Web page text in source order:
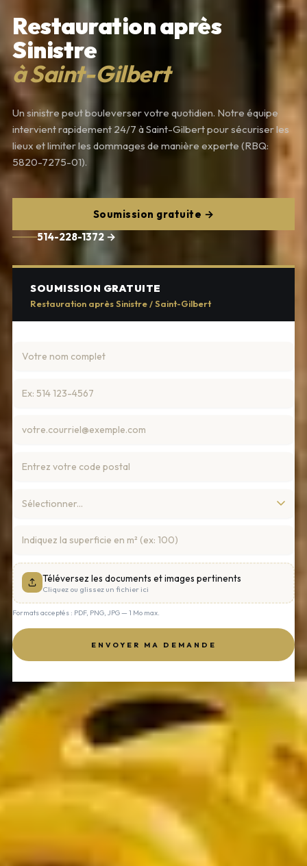
Restauration après
Sinistre
à Saint-Gilbert
Un sinistre peut bouleverser votre quotidien. Notre équipe
intervient rapidement 24/7 à Saint-Gilbert pour sécuriser les
lieux et limiter les dommages de manière experte (RBQ:
5820-7275-01).
Soumission gratuite →
514-228-1372 →
SOUMISSION GRATUITE
Restauration après Sinistre / Saint-Gilbert
Téléversez les documents et images pertinents
Cliquez ou glissez un fichier ici
Formats acceptés : PDF, PNG, JPG — 1 Mo max.
ENVOYER MA DEMANDE